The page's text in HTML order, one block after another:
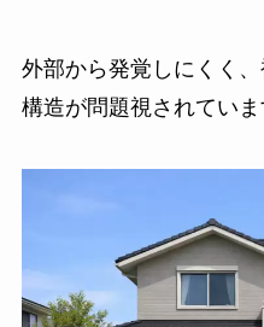
外部から発覚しにくく
構造が問題視されていま